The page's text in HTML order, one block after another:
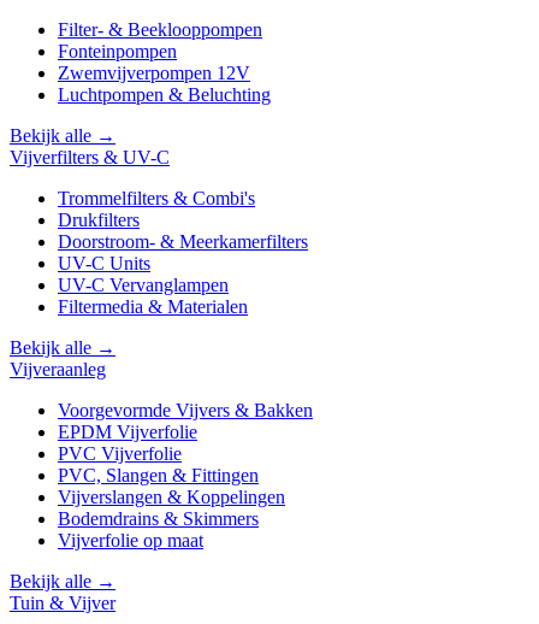
Filter- & Beeklooppompen
Fonteinpompen
Zwemvijverpompen 12V
Luchtpompen & Beluchting
Bekijk alle →
Vijverfilters & UV-C
Trommelfilters & Combi's
Drukfilters
Doorstroom- & Meerkamerfilters
UV-C Units
UV-C Vervanglampen
Filtermedia & Materialen
Bekijk alle →
Vijveraanleg
Voorgevormde Vijvers & Bakken
EPDM Vijverfolie
PVC Vijverfolie
PVC, Slangen & Fittingen
Vijverslangen & Koppelingen
Bodemdrains & Skimmers
Vijverfolie op maat
Bekijk alle →
Tuin & Vijver